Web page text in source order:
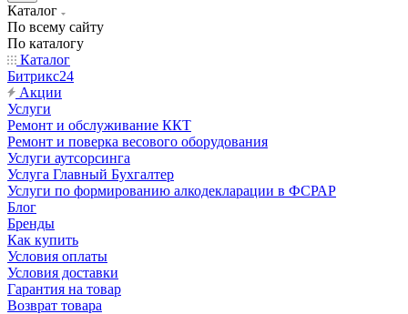
Каталог
По всему сайту
По каталогу
Каталог
Битрикс24
Акции
Услуги
Ремонт и обслуживание ККТ
Ремонт и поверка весового оборудования
Услуги аутсорсинга
Услуга Главный Бухгалтер
Услуги по формированию алкодекларации в ФСРАР
Блог
Бренды
Как купить
Условия оплаты
Условия доставки
Гарантия на товар
Возврат товара